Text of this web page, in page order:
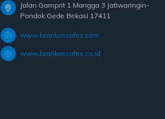
Jalan Gamprit 1 Mangga 3 Jatiwaringin-
Pondok Gede Bekasi 17411
www.brankassafes.com
www.brankassafes.co.id